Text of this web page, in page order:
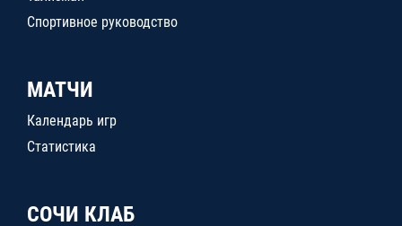
Спортивное руководство
МАТЧИ
Календарь игр
Статистика
СОЧИ КЛАБ